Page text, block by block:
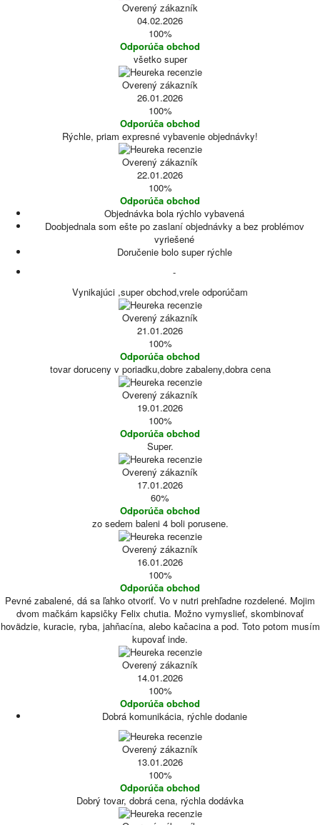
Overený zákazník
04.02.2026
100%
Odporúča obchod
všetko super
Overený zákazník
26.01.2026
100%
Odporúča obchod
Rýchle, priam expresné vybavenie objednávky!
Overený zákazník
22.01.2026
100%
Odporúča obchod
Objednávka bola rýchlo vybavená
Doobjednala som ešte po zaslaní objednávky a bez problémov
vyriešené
Doručenie bolo super rýchle
-
Vynikajúci ,super obchod,vrele odporúčam
Overený zákazník
21.01.2026
100%
Odporúča obchod
tovar doruceny v poriadku,dobre zabaleny,dobra cena
Overený zákazník
19.01.2026
100%
Odporúča obchod
Super.
Overený zákazník
17.01.2026
60%
Odporúča obchod
zo sedem baleni 4 boli porusene.
Overený zákazník
16.01.2026
100%
Odporúča obchod
Pevné zabalené, dá sa ľahko otvoriť. Vo v nutri prehľadne rozdelené. Mojim
dvom mačkám kapsičky Felix chutia. Možno vymyslieť, skombinovať
hovädzie, kuracie, ryba, jahňacína, alebo kačacina a pod. Toto potom musím
kupovať inde.
Overený zákazník
14.01.2026
100%
Odporúča obchod
Dobrá komunikácia, rýchle dodanie
Overený zákazník
13.01.2026
100%
Odporúča obchod
Dobrý tovar, dobrá cena, rýchla dodávka